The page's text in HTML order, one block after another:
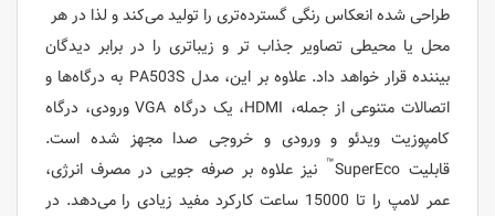
طراحی شده انعکاس رنگی گسترده‌تری را تولید می‌کند و لذا در هر
محل یا محیطی تصاویر جذاب تر و زیباتری را در برابر دیدگان
بیننده قرار خواهد داد. علاوه بر این، مدل PA503S به درگاه‌ها و
اتصالات متنوعی از جمله، HDMI، یک درگاه VGA ورودی، درگاه
کامپوزیت ویدئو و ورودی و خروجی صدا مجهز شده است.
قابلیت SuperEco
™ نیز علاوه بر صرفه جویی در مصرف انرژی،
عمر لامپ را تا 15000 ساعت کارکرد مفید زیادی را می‌دهد. در